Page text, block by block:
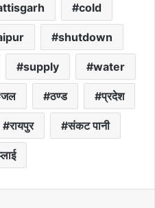
cold
shutdown
supply water
जल ठण्ड प्रदेश
रायपुर संकट पानी